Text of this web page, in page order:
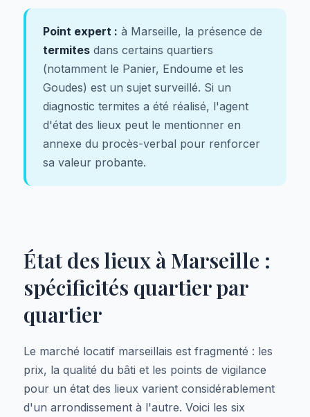
Point expert : à Marseille, la présence de
termites dans certains quartiers
(notamment le Panier, Endoume et les
Goudes) est un sujet surveillé. Si un
diagnostic termites a été réalisé, l'agent
d'état des lieux peut le mentionner en
annexe du procès-verbal pour renforcer
sa valeur probante.
État des lieux à Marseille :
spécificités quartier par
quartier
Le marché locatif marseillais est fragmenté : les
prix, la qualité du bâti et les points de vigilance
pour un état des lieux varient considérablement
d'un arrondissement à l'autre. Voici les six